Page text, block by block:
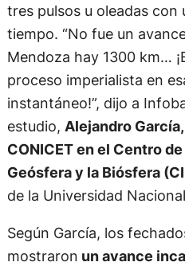
tres pulsos u oleadas con
tiempo. “No fue un
Mendoza hay 1300 km…
proceso imperialista en
instantáneo!”, dijo a
estudio, Alejandro
CONICET en el Centro
Geósfera y la Biósfera
de la Universidad
Según García, los
mostraron un avance